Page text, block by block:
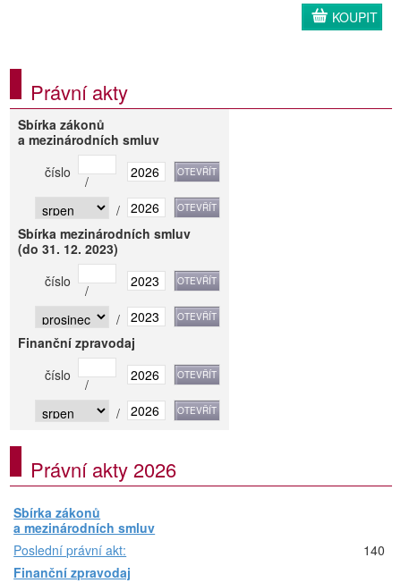
KOUPIT
Právní akty
Sbírka zákonů
a mezinárodních smluv
číslo
/
/
Sbírka mezinárodních smluv
(do 31. 12. 2023)
číslo
/
/
Finanční zpravodaj
číslo
/
/
Právní akty 2026
Sbírka zákonů
a mezinárodních smluv
Poslední právní akt:
140
Finanční zpravodaj